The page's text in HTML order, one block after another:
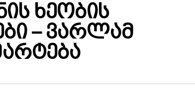
ხეობის
– ვარლამ